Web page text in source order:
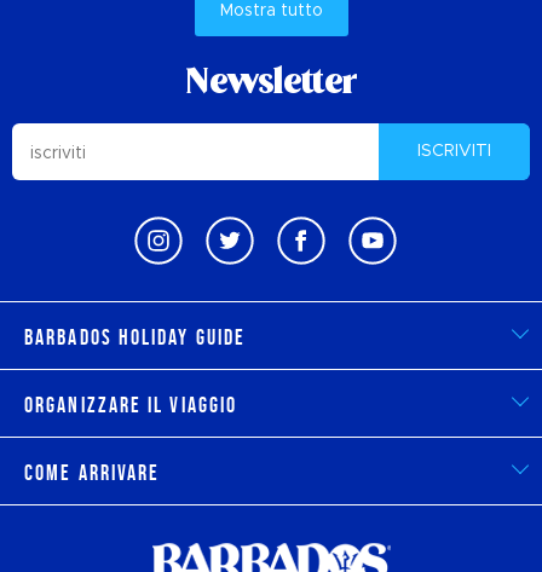
Mostra tutto
Newsletter
ISCRIVITI
Barbados Holiday Guide
Organizzare il viaggio
Come arrivare